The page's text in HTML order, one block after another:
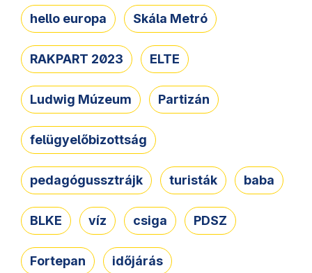
hello europa Skála Metró
RAKPART 2023 ELTE
Ludwig Múzeum Partizán
felügyelőbizottság
pedagógussztrájk turisták baba
BLKE víz csiga PDSZ
Fortepan időjárás